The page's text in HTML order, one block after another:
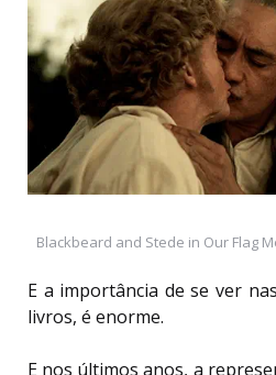
Blackbeard and Stede in Our Flag
E a importância de se ver
livros, é enorme.
E nos últimos anos, a